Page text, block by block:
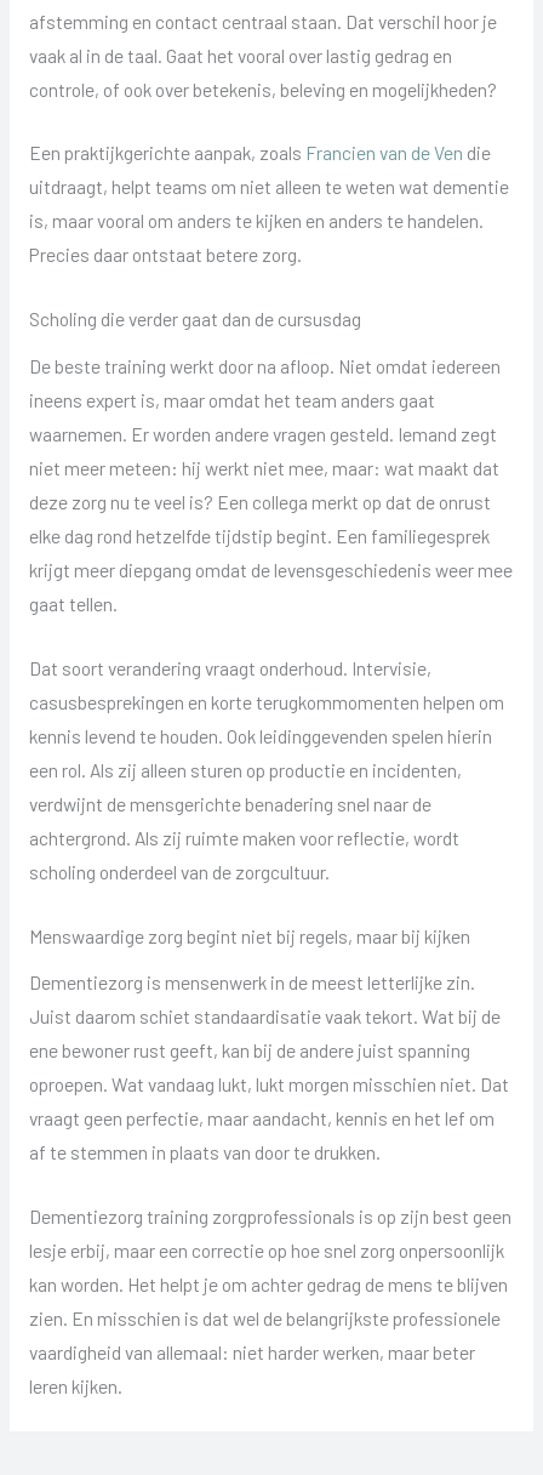
afstemming en contact centraal staan. Dat verschil hoor je
vaak al in de taal. Gaat het vooral over lastig gedrag en
controle, of ook over betekenis, beleving en mogelijkheden?
Een praktijkgerichte aanpak, zoals Francien van de Ven die
uitdraagt, helpt teams om niet alleen te weten wat dementie
is, maar vooral om anders te kijken en anders te handelen.
Precies daar ontstaat betere zorg.
Scholing die verder gaat dan de cursusdag
De beste training werkt door na afloop. Niet omdat iedereen
ineens expert is, maar omdat het team anders gaat
waarnemen. Er worden andere vragen gesteld. Iemand zegt
niet meer meteen: hij werkt niet mee, maar: wat maakt dat
deze zorg nu te veel is? Een collega merkt op dat de onrust
elke dag rond hetzelfde tijdstip begint. Een familiegesprek
krijgt meer diepgang omdat de levensgeschiedenis weer mee
gaat tellen.
Dat soort verandering vraagt onderhoud. Intervisie,
casusbesprekingen en korte terugkommomenten helpen om
kennis levend te houden. Ook leidinggevenden spelen hierin
een rol. Als zij alleen sturen op productie en incidenten,
verdwijnt de mensgerichte benadering snel naar de
achtergrond. Als zij ruimte maken voor reflectie, wordt
scholing onderdeel van de zorgcultuur.
Menswaardige zorg begint niet bij regels, maar bij kijken
Dementiezorg is mensenwerk in de meest letterlijke zin.
Juist daarom schiet standaardisatie vaak tekort. Wat bij de
ene bewoner rust geeft, kan bij de andere juist spanning
oproepen. Wat vandaag lukt, lukt morgen misschien niet. Dat
vraagt geen perfectie, maar aandacht, kennis en het lef om
af te stemmen in plaats van door te drukken.
Dementiezorg training zorgprofessionals is op zijn best geen
lesje erbij, maar een correctie op hoe snel zorg onpersoonlijk
kan worden. Het helpt je om achter gedrag de mens te blijven
zien. En misschien is dat wel de belangrijkste professionele
vaardigheid van allemaal: niet harder werken, maar beter
leren kijken.